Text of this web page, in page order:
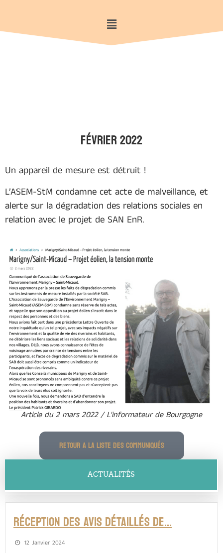
Février 2022
Un appareil de mesure est détruit !
L’ASEM-StM condamne cet acte de malveillance, et
alerte sur la dégradation des relations sociales en
relation avec le projet de SAN EnR.
Article du 2 mars 2022 / L'informateur de Bourgogne
RETOUR A LA LISTE DES COMMUNIQUÉS
ACTUALITÉS
RÉCEPTION DES AVIS DÉTAILLÉS DE…
12 Janvier 2024